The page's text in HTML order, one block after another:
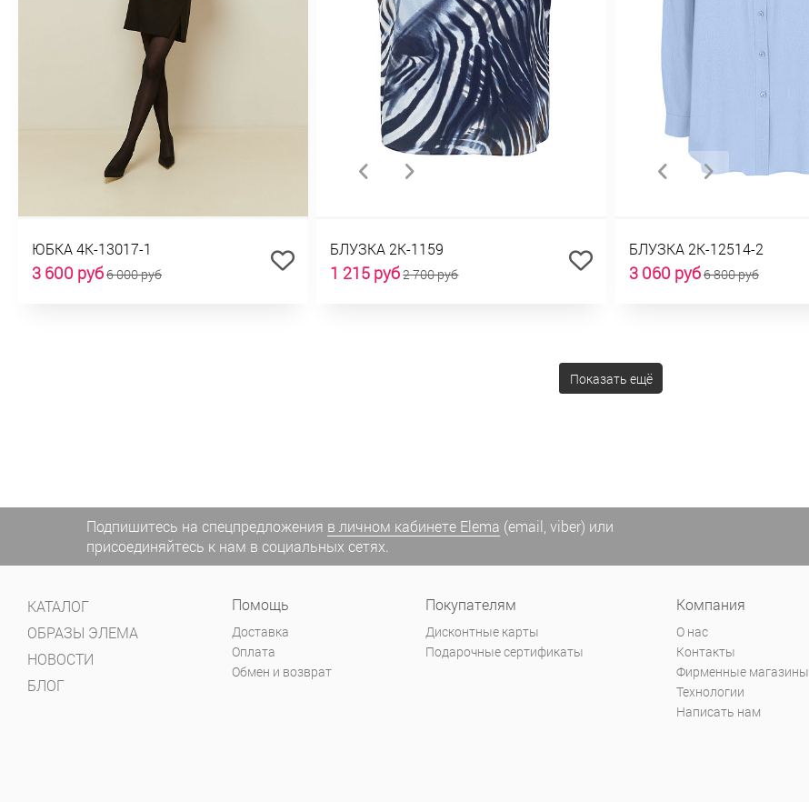
ЮБКА 4К-13017-1
3 600 руб6 000 руб
БЛУЗКА 2К-1159
1 215 руб2 700 руб
БЛУЗКА 2К-12514-2
3 060 руб6 800 руб
Показать ещё
Подпишитесь на спецпредложения в личном кабинете Elema (email, viber) или
присоединяйтесь к нам в социальных сетях.
КАТАЛОГ
ОБРАЗЫ ЭЛЕМА
НОВОСТИ
БЛОГ
Помощь
Доставка
Оплата
Обмен и возврат
Покупателям
Дисконтные карты
Подарочные сертификаты
Компания
О нас
Контакты
Фирменные магазины
Технологии
Написать нам